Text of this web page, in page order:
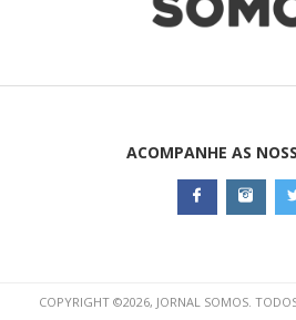
ACOMPANHE AS
COPYRIGHT ©2026, JORNAL SOMOS.